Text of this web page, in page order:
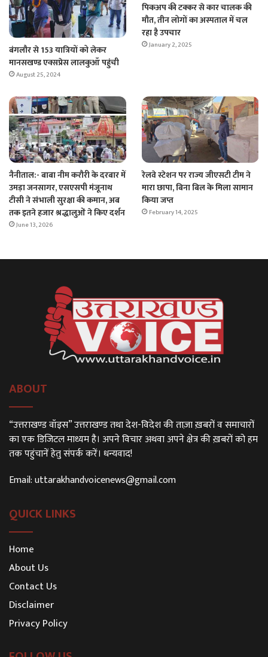
बंगलौर से 153 यात्रियों को लेकर
मानसखण्ड एक्सप्रेस लालकुऑ पहुंची
August 25, 2024
पिकअप की टक्कर से कार चालक की
मौत, तीन लोगों का अस्पताल में चल
रहा है उपचार
January 2, 2025
नैनीताल:- बाबा नीम करौरी के दरबार में
उमड़ा जनसागर, एसएसपी मंजूनाथ
टीसी ने संभाली सुरक्षा की कमान, अब
तक इतने हजार श्रद्धालुओं ने किए दर्शन
June 13, 2026
रेलवे स्टेशन पर राज्य जीएसटी टीम ने
मारा छापा, बिना बिल के मिला सामान
किया जप्त
February 14, 2025
ABOUT
“उत्तराखण्ड वॉइस” उत्तराखण्ड तथा देश-विदेश की ताज़ा ख़बरों व समाचारों
का एक डिजिटल माध्यम है। अपने विचार अथवा अपने क्षेत्र की ख़बरों को हम
तक पहुंचानें हेतु संपर्क करें। धन्यवाद!
Email:uttarakhandvoicenews@gmail.com
QUICK LINKS
Home
About Us
Contact Us
Disclaimer
Privacy Policy